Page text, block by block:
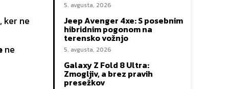
ker ne
ne
5. avgusta, 2026
Jeep Avenger 4xe: S posebnim
hibridnim pogonom na
terensko vožnjo
5. avgusta, 2026
Galaxy Z Fold 8 Ultra:
Zmogljiv, a brez pravih
presežkov